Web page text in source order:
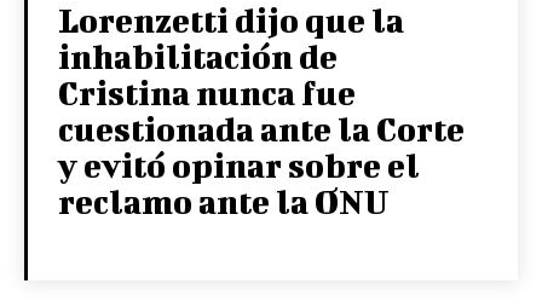
Lorenzetti dijo que la
inhabilitación de
Cristina nunca fue
cuestionada ante la Corte
y evitó opinar sobre el
reclamo ante la ONU